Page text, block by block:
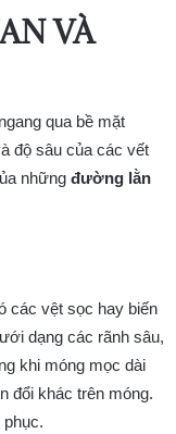
VÀ
qua bề mặt
độ sâu của các vết
những đường lằn
các vệt sọc hay biến
dạng các rãnh sâu,
khi móng mọc dài
đổi khác trên móng.